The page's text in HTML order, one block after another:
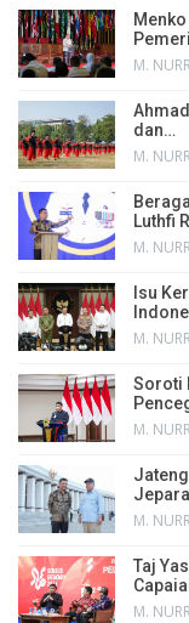
M.
dan…
M.
Luthfi
M.
Isu
M.
Soroti
M.
M.
Taj
M.